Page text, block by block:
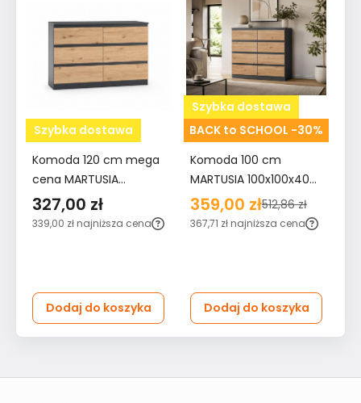
Szybka dostawa
Komoda 120 cm mega
cena MARTUSIA
78,5x120x40 cm z 6
szufladami dąb artisan
327,00 zł
339,00 zł najniższa cena
Dodaj do koszyka
Szybka dostawa
BACK to SCHOOL -30%
Komoda 100 cm
MARTUSIA 100x100x40
cm z szufladami 8
szuflad dąb artisan
359,00 zł512,86 zł
367,71 zł najniższa cena
Dodaj do koszyka